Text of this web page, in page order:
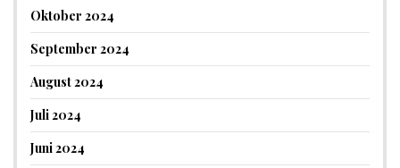
Oktober 2024
September 2024
August 2024
Juli 2024
Juni 2024